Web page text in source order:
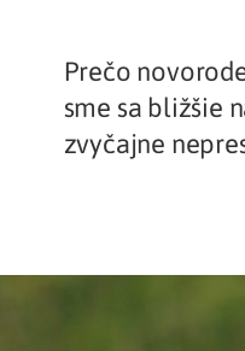
Prečo
sme sa bližšie
zvyčajne